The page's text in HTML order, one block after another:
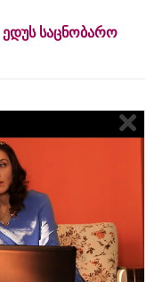
ედუს საცნობარო